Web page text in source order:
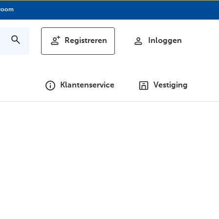
Registreren Inloggen
Klantenservice Vestiging